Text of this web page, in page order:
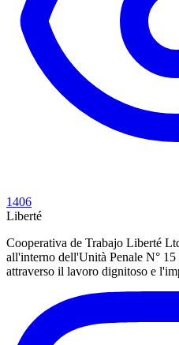
1406
Liberté
Cooperativa de Trabajo Liberté
all'interno dell'Unità Penale N°
attraverso il lavoro dignitoso e